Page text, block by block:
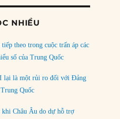
Bản?
bại: Các quỹ đầu tư mạo
cạnh chính trị của vốn
NHIỀU
theo trong cuộc trấn áp các
số của Trung Quốc
lại là một rủi ro đối với Đảng
Quốc
Châu Âu do dự hỗ trợ